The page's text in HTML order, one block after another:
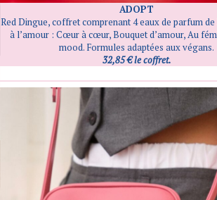
ADOPT
Red Dingue, coffret comprenant 4 eaux de parfum de
à l’amour : Cœur à cœur, Bouquet d’amour, Au
mood. Formules adaptées aux végans.
32,85 € le coffret.